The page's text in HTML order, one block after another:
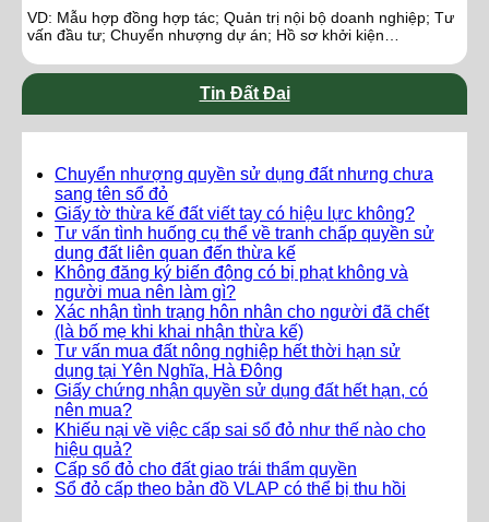
VD: Mẫu hợp đồng hợp tác; Quản trị nội bộ doanh nghiệp; Tư
vấn đầu tư; Chuyển nhượng dự án; Hồ sơ khởi kiện…
Tin Đất Đai
Chuyển nhượng quyền sử dụng đất nhưng chưa
sang tên sổ đỏ
Giấy tờ thừa kế đất viết tay có hiệu lực không?
Tư vấn tình huống cụ thể về tranh chấp quyền sử
dụng đất liên quan đến thừa kế
Không đăng ký biến động có bị phạt không và
người mua nên làm gì?
Xác nhận tình trạng hôn nhân cho người đã chết
(là bố mẹ khi khai nhận thừa kế)
Tư vấn mua đất nông nghiệp hết thời hạn sử
dụng tại Yên Nghĩa, Hà Đông
Giấy chứng nhận quyền sử dụng đất hết hạn, có
nên mua?
Khiếu nại về việc cấp sai sổ đỏ như thế nào cho
hiệu quả?
Cấp sổ đỏ cho đất giao trái thẩm quyền
Sổ đỏ cấp theo bản đồ VLAP có thể bị thu hồi